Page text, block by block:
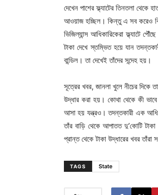
দেখেন পাশের ফ্ল্যাটের তিনতলা থেকে
আওয়াজ হচ্ছিল। কিন্তু এ সব করেও
ভিজিল্যান্স আধিকারিকেরা ফ্ল্যাটে
টাকা দেখে স্তম্ভিত হয়ে যান
বান্ডিল। তা দেখেই তাঁদের সন্দেহ হয়।
সূত্রের খবর, জানলা খুলে নীচের দিকে
উদ্ধার করা হয়। কোথা থেকে কী
আসা হয় যন্ত্রও। তদন্তকারী এক
তাঁর বাড়ি থেকে আপাতত দু’কোটি
প্রান্ত থেকে টাকা উদ্ধারের খবর
TAGS State